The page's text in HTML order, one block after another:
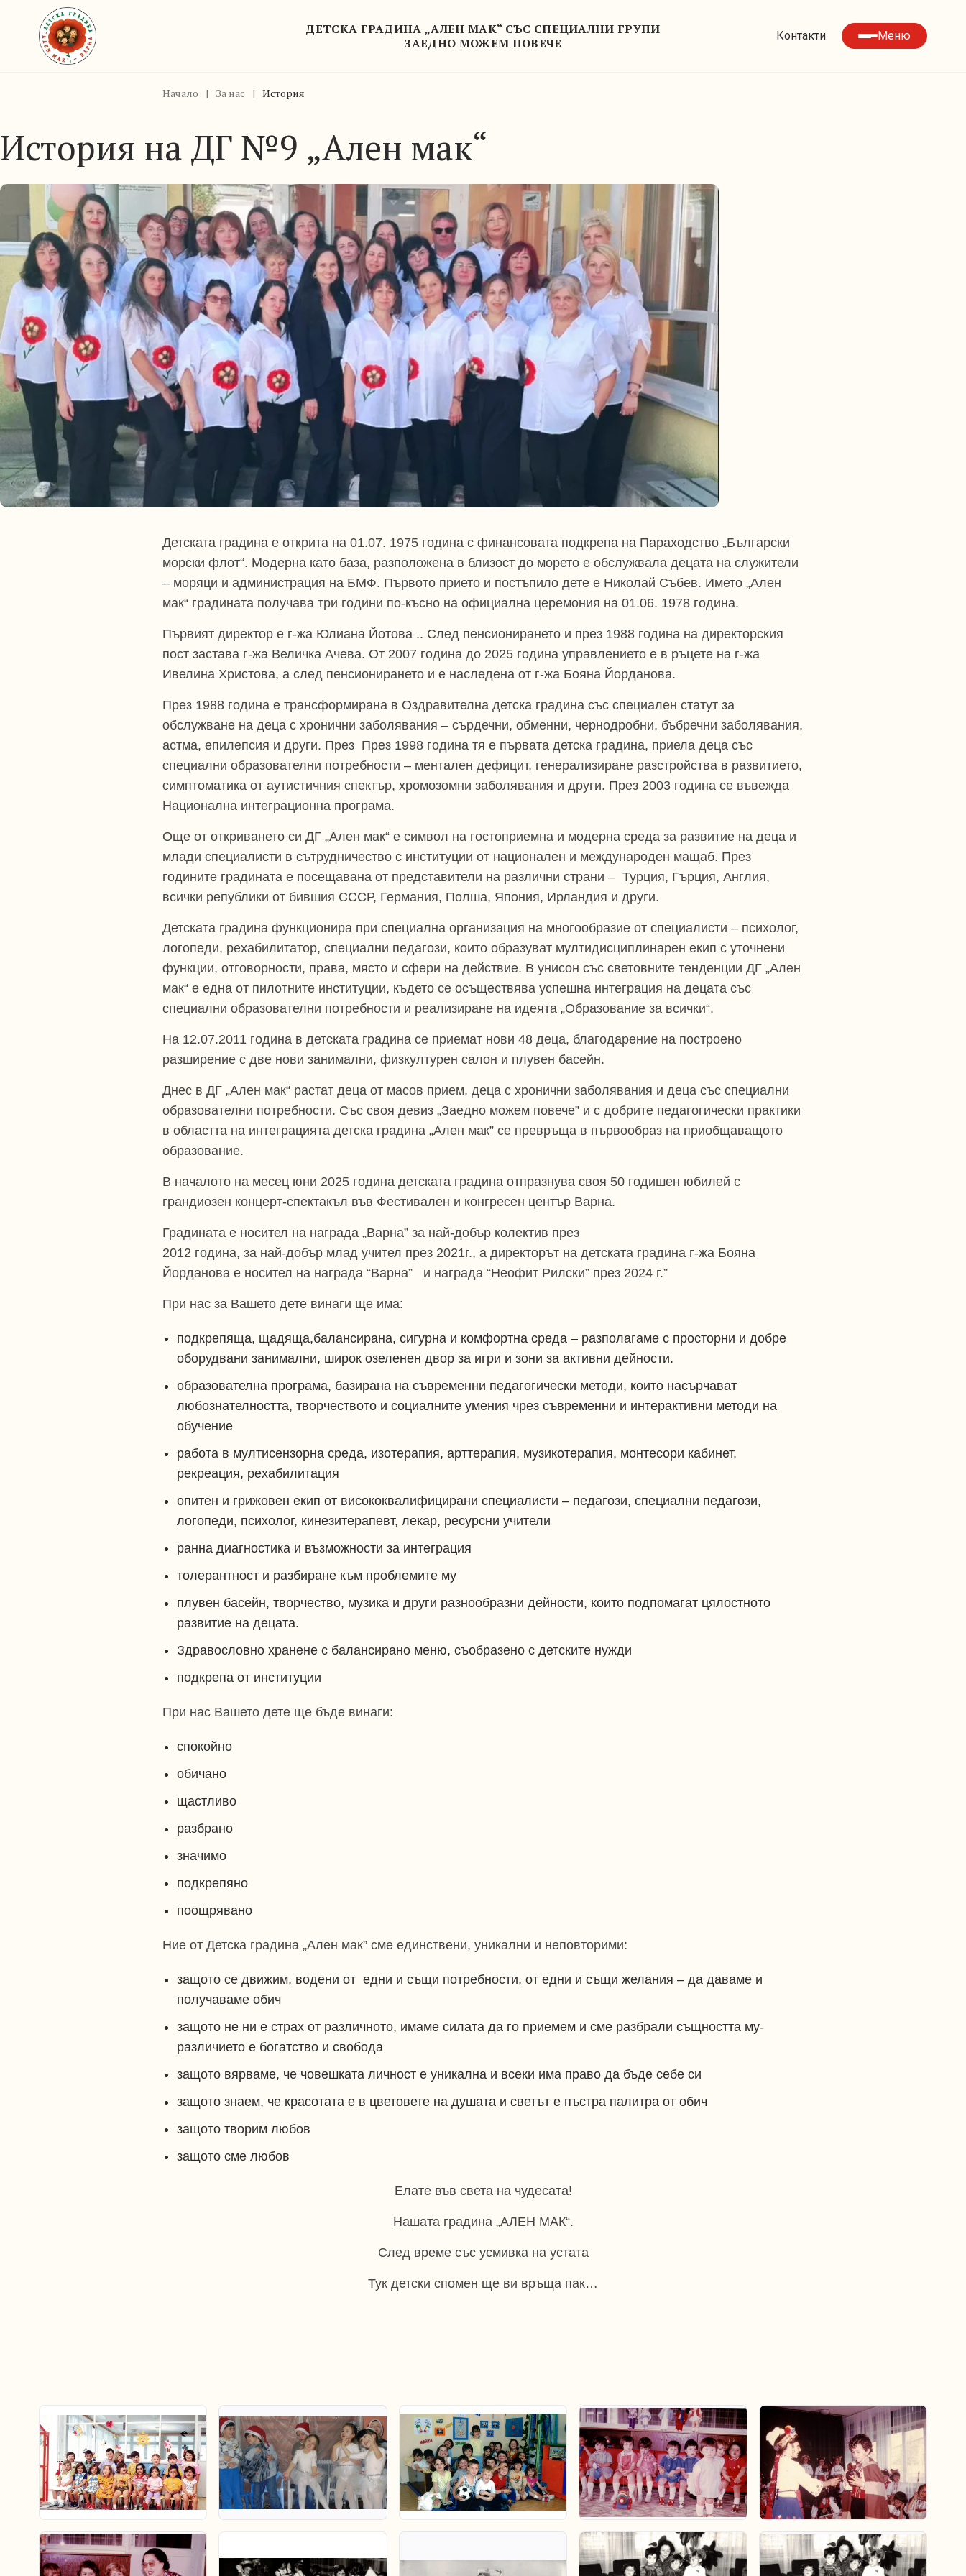
ДЕТСКА ГРАДИНА „АЛЕН МАК“ СЪС СПЕЦИАЛНИ ГРУПИ
ЗАЕДНО МОЖЕМ ПОВЕЧЕ
Контакти Меню
Начало | За нас | История
История на ДГ №9 „Ален мак“
Детската градина е открита на 01.07. 1975 година с финансовата подкрепа на Параходство „Български
морски флот“. Модерна като база, разположена в близост до морето е обслужвала децата на служители
– моряци и администрация на БМФ. Първото прието и постъпило дете е Николай Събев. Името „Ален
мак“ градината получава три години по-късно на официална церемония на 01.06. 1978 година.
Първият директор е г-жа Юлиана Йотова .. След пенсионирането и през 1988 година на директорския
пост застава г-жа Величка Ачева. От 2007 година до 2025 година управлението е в ръцете на г-жа
Ивелина Христова, а след пенсионирането и е наследена от г-жа Бояна Йорданова.
През 1988 година е трансформирана в Оздравителна детска градина със специален статут за
обслужване на деца с хронични заболявания – сърдечни, обменни, чернодробни, бъбречни заболявания,
астма, епилепсия и други. През През 1998 година тя е първата детска градина, приела деца със
специални образователни потребности – ментален дефицит, генерализиране разстройства в развитието,
симптоматика от аутистичния спектър, хромозомни заболявания и други. През 2003 година се въвежда
Национална интеграционна програма.
Още от откриването си ДГ „Ален мак“ е символ на гостоприемна и модерна среда за развитие на деца и
млади специалисти в сътрудничество с институции от национален и международен мащаб. През
годините градината е посещавана от представители на различни страни – Турция, Гърция, Англия,
всички републики от бившия СССР, Германия, Полша, Япония, Ирландия и други.
Детската градина функционира при специална организация на многообразие от специалисти – психолог,
логопеди, рехабилитатор, специални педагози, които образуват мултидисциплинарен екип с уточнени
функции, отговорности, права, място и сфери на действие. В унисон със световните тенденции ДГ „Ален
мак“ е една от пилотните институции, където се осъществява успешна интеграция на децата със
специални образователни потребности и реализиране на идеята „Образование за всички“.
На 12.07.2011 година в детската градина се приемат нови 48 деца, благодарение на построено
разширение с две нови занимални, физкултурен салон и плувен басейн.
Днес в ДГ „Ален мак“ растат деца от масов прием, деца с хронични заболявания и деца със специални
образователни потребности. Със своя девиз „Заедно можем повече” и с добрите педагогически практики
в областта на интеграцията детска градина „Ален мак” се превръща в първообраз на приобщаващото
образование.
В началото на месец юни 2025 година детската градина отпразнува своя 50 годишен юбилей с
грандиозен концерт-спектакъл във Фестивален и конгресен център Варна.
Градината е носител на награда „Варна” за най-добър колектив през
2012 година, за най-добър млад учител през 2021г., а директорът на детската градина г-жа Бояна
Йорданова е носител на награда “Варна” и награда “Неофит Рилски” през 2024 г.”
При нас за Вашето дете винаги ще има:
подкрепяща, щадяща,балансирана, сигурна и комфортна среда – разполагаме с просторни и добре
оборудвани занимални, широк озеленен двор за игри и зони за активни дейности.
образователна програма, базирана на съвременни педагогически методи, които насърчават
любознателността, творчеството и социалните умения чрез съвременни и интерактивни методи на
обучение
работа в мултисензорна среда, изотерапия, арттерапия, музикотерапия, монтесори кабинет,
рекреация, рехабилитация
опитен и грижовен екип от висококвалифицирани специалисти – педагози, специални педагози,
логопеди, психолог, кинезитерапевт, лекар, ресурсни учители
ранна диагностика и възможности за интеграция
толерантност и разбиране към проблемите му
плувен басейн, творчество, музика и други разнообразни дейности, които подпомагат цялостното
развитие на децата.
Здравословно хранене с балансирано меню, съобразено с детските нужди
подкрепа от институции
При нас Вашето дете ще бъде винаги:
спокойно
обичано
щастливо
разбрано
значимо
подкрепяно
поощрявано
Ние от Детска градина „Ален мак” сме единствени, уникални и неповторими:
защото се движим, водени от едни и същи потребности, от едни и същи желания – да даваме и
получаваме обич
защото не ни е страх от различното, имаме силата да го приемем и сме разбрали същността му-
различието е богатство и свобода
защото вярваме, че човешката личност е уникална и всеки има право да бъде себе си
защото знаем, че красотата е в цветовете на душата и светът е пъстра палитра от обич
защото творим любов
защото сме любов
Елате във света на чудесата!
Нашата градина „АЛЕН МАК“.
След време със усмивка на устата
Тук детски спомен ще ви връща пак…